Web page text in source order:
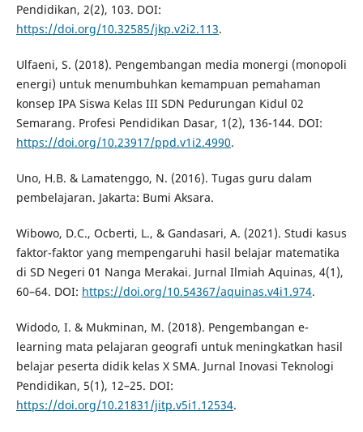
Pendidikan, 2(2), 103. DOI:
https://doi.org/10.32585/jkp.v2i2.113.
Ulfaeni, S. (2018). Pengembangan media monergi (monopoli
energi) untuk menumbuhkan kemampuan pemahaman
konsep IPA Siswa Kelas III SDN Pedurungan Kidul 02
Semarang. Profesi Pendidikan Dasar, 1(2), 136-144. DOI:
https://doi.org/10.23917/ppd.v1i2.4990.
Uno, H.B. & Lamatenggo, N. (2016). Tugas guru dalam
pembelajaran. Jakarta: Bumi Aksara.
Wibowo, D.C., Ocberti, L., & Gandasari, A. (2021). Studi kasus
faktor-faktor yang mempengaruhi hasil belajar matematika
di SD Negeri 01 Nanga Merakai. Jurnal Ilmiah Aquinas, 4(1),
60–64. DOI: https://doi.org/10.54367/aquinas.v4i1.974.
Widodo, I. & Mukminan, M. (2018). Pengembangan e-
learning mata pelajaran geografi untuk meningkatkan hasil
belajar peserta didik kelas X SMA. Jurnal Inovasi Teknologi
Pendidikan, 5(1), 12–25. DOI:
https://doi.org/10.21831/jitp.v5i1.12534.